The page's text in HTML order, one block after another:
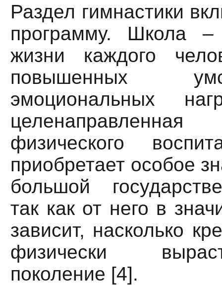
Раздел гимнастики
программу. Школа
жизни каждого
повышенных
эмоциональных
физического
приобретает особое
большой
так как от него в
зависит, насколько
физически
поколение [4].